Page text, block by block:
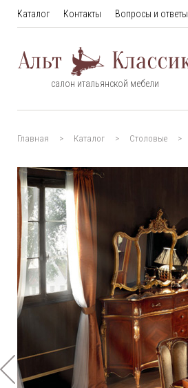
Каталог Контакты Вопросы и ответы
салон итальянской мебели
Главная Каталог Столовые